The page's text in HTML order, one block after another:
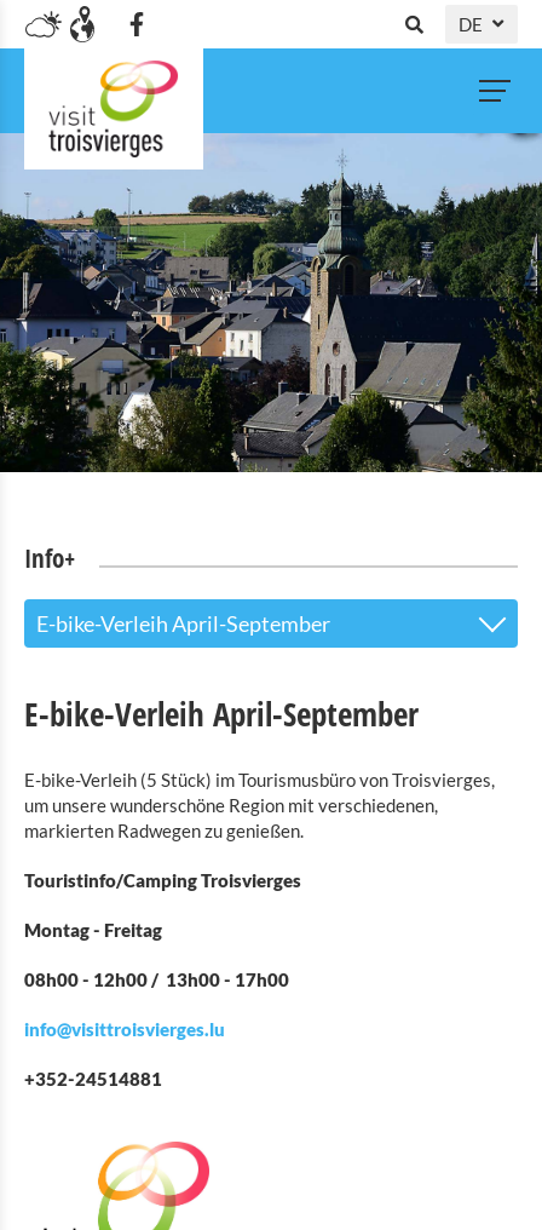
DE
FR
EN
Info+
E-bike-Verleih April-September
Sehenswürdigkeiten
Naturpark Our
Kultur & Museen
Shopping
Mobilität in Troisvierges
Agenda
E-bike-Verleih April-September
E-bike-Verleih (5 Stück) im Tourismusbüro von Troisvierges,
um unsere wunderschöne Region mit verschiedenen,
markierten Radwegen zu genießen.
Touristinfo/Camping Troisvierges
Montag - Freitag
08h00 - 12h00 / 13h00 - 17h00
info@visittroisvierges.lu
+352-24514881